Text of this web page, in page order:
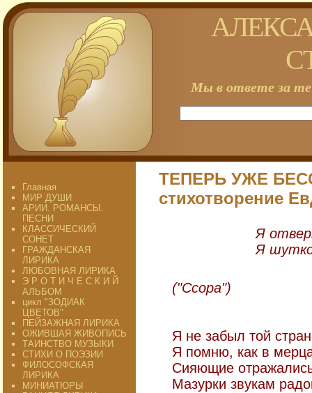
Мы в ответе за
Главная
МИР ДУШИ
АРИИ. РОМАНСЫ.
ПЕСНИ
КЛАССИЧЕСКИЙ
СОНЕТ
ГРАЖДАНСКАЯ
ЛИРИКА
ЛЮБОВНАЯ ЛИРИКА
Э Р О Т И Ч Е С К И Й
АЛЬБОМ
цикл "ЗОДИАК
ЦВЕТОВ"
ПЕЙЗАЖНАЯ ЛИРИКА
ОЖИВШАЯ ЖИВОПИСЬ
ТАИНСТВО МУЗЫКИ
СТИХИ О ПОЭЗИИ
ФИЛОСОФСКАЯ
ЛИРИКА
МИНИАТЮРЫ
ТЕПЕРЬ УЖЕ
стихотворение
Я
Я
("Ссора")
Я не забыл той
Я помню, как в
Сияющие
Мазурки звукам